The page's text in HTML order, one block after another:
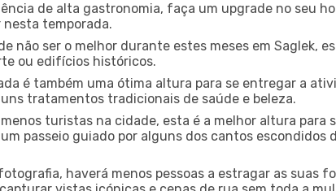
de alta gastronomia, faça um upgrade no seu
temporada.
não ser o melhor durante estes meses em Saglek,
ou edifícios históricos.
é também uma ótima altura para se entregar a
tratamentos tradicionais de saúde e beleza.
turistas na cidade, esta é a melhor altura para
passeio guiado por alguns dos cantos escondidos
haverá menos pessoas a estragar as suas